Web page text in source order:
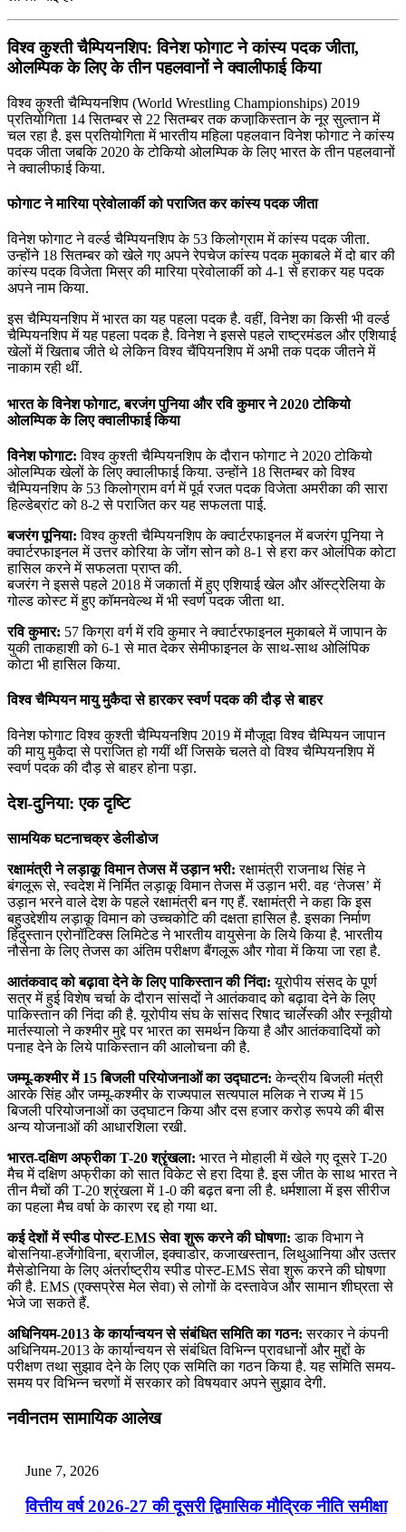
विश्व कुश्ती चैम्पियनशिप: विनेश फोगाट ने कांस्य पदक जीता,
ओलम्पिक के लिए के तीन पहलवानों ने क्‍वालीफाई किया
विश्व कुश्ती चैम्पियनशिप (World Wrestling Championships) 2019
प्रतियोगिता 14 सितम्बर से 22 सितम्बर तक कजा़किस्‍तान के नूर सुल्‍तान में
चल रहा है. इस प्रतियोगिता में भारतीय महिला पहलवान विनेश फोगाट ने कांस्य
पदक जीता जबकि 2020 के टोकियो ओलम्पिक के लिए भारत के तीन पहलवानों
ने क्‍वालीफाई किया.
फोगाट ने मारिया प्रेवोलार्की को पराजित कर कांस्य पदक जीता
विनेश फोगाट ने वर्ल्ड चैम्पियनशिप के 53 किलोग्राम में कांस्य पदक जीता.
उन्होंने 18 सितम्बर को खेले गए अपने रेपचेज कांस्य पदक मुकाबले में दो बार की
कांस्य पदक विजेता मिस्र की मारिया प्रेवोलार्की को 4-1 से हराकर यह पदक
अपने नाम किया.
इस चैम्पियनशिप में भारत का यह पहला पदक है. वहीं, विनेश का किसी भी वर्ल्ड
चैम्पियनशिप में यह पहला पदक है. विनेश ने इससे पहले राष्ट्रमंडल और एशियाई
खेलों में खिताब जीते थे लेकिन विश्व चैंपियनशिप में अभी तक पदक जीतने में
नाकाम रही थीं.
भारत के विनेश फोगाट, बरजंग पुनिया और रवि कुमार ने 2020 टोकियो
ओलम्पिक के लिए क्‍वालीफाई किया
विनेश फोगाट: विश्व कुश्ती चैम्पियनशिप के दौरान फोगाट ने 2020 टोकियो
ओलम्पिक खेलों के लिए क्‍वालीफाई किया. उन्‍होंने 18 सितम्बर को विश्‍व
चैम्पियनशिप के 53 किलोग्राम वर्ग में पूर्व रजत पदक विजेता अमरीका की सारा
हिल्‍डेब्रांट को 8-2 से पराजित कर यह सफलता पाई.
बजरंग पूनिया: विश्व कुश्ती चैम्पियनशिप के क्वार्टरफाइनल में बजरंग पूनिया ने
क्वार्टरफाइनल में उत्तर कोरिया के जोंग सोन को 8-1 से हरा कर ओलंपिक कोटा
हासिल करने में सफलता प्राप्त की.
बजरंग ने इससे पहले 2018 में जकार्ता में हुए एशियाई खेल और ऑस्ट्रेलिया के
गोल्ड कोस्ट में हुए कॉमनवेल्थ में भी स्वर्ण पदक जीता था.
रवि कुमार: 57 किग्रा वर्ग में रवि कुमार ने क्वार्टरफाइनल मुकाबले में जापान के
युकी ताकहाशी को 6-1 से मात देकर सेमीफाइनल के साथ-साथ ओलिंपिक
कोटा भी हासिल किया.
विश्व चैम्पियन मायु मुकैदा से हारकर स्वर्ण पदक की दौड़ से बाहर
विनेश फोगाट विश्व कुश्ती चैम्पियनशिप 2019 में मौजूदा विश्व चैम्पियन जापान
की मायु मुकैदा से पराजित हो गयीं थीं जिसके चलते वो विश्व चैम्पियनशिप में
स्वर्ण पदक की दौड़ से बाहर होना पड़ा.
देश-दुनिया: एक दृष्टि
सामयिक घटनाचक्र डेलीडोज
रक्षामंत्री ने लड़ाकू विमान तेजस में उड़ान भरी: रक्षामंत्री राजनाथ सिंह ने
बंगलूरू से, स्‍वदेश में निर्मित लड़ाकू विमान तेजस में उड़ान भरी. वह ‘तेजस’ में
उड़ान भरने वाले देश के पहले रक्षामंत्री बन गए हैं. रक्षामंत्री ने कहा कि इस
बहुउद्देशीय लड़ाकू विमान को उच्‍चकोटि की दक्षता हासिल है. इसका निर्माण
हिंदुस्‍तान एरोनॉटिक्‍स लिमिटेड ने भारतीय वायुसेना के लिये किया है. भारतीय
नौसेना के लिए तेजस का अंतिम परीक्षण बैंगलूरू और गोवा में किया जा रहा है.
आतंकवाद को बढ़ावा देने के लिए पाकिस्‍तान की निंदा: यूरोपीय संसद के पूर्ण
सत्र में हुई विशेष चर्चा के दौरान सांसदों ने आतंकवाद को बढ़ावा देने के लिए
पाकिस्‍तान की निंदा की है. यूरोपीय संघ के सांसद रिषाद चार्लेस्‍की और स्‍नूवीयो
मार्तस्‍यालो ने कश्मीर मुद्दे पर भारत का समर्थन किया है और आतंकवादियों को
पनाह देने के लिये पाकिस्तान की आलोचना की है.
जम्‍मू-कश्‍मीर में 15 बिजली परियोजनाओं का उद्घाटन: केन्‍द्रीय बिजली मंत्री
आरके सिंह और जम्‍मू-कश्‍मीर के राज्‍यपाल सत्‍यपाल मलिक ने राज्‍य में 15
बिजली परियोजनाओं का उद्घाटन किया और दस हजार करोड़ रूपये की बीस
अन्‍य योजनाओं की आधारशि‍ला रखी.
भारत-दक्षिण अफ्रीका T-20 श्रृंखला: भारत ने मोहाली में खेले गए दूसरे T-20
मैच में दक्षिण अफ्रीका को सात विकेट से हरा दिया है. इस जीत के साथ भारत ने
तीन मैचों की T-20 श्रृंखला में 1-0 की बढ़त बना ली है. धर्मशाला में इस सीरीज
का पहला मैच वर्षा के कारण रद्द हो गया था.
कई देशों में स्‍पीड पोस्‍ट-EMS सेवा शुरू करने की घोषणा: डाक विभाग ने
बोसनिया-हर्जेगोविना, ब्राजील, इक्‍वाडोर, कजाखस्‍तान, लिथुआनिया और उत्‍तर
मैसेडोनिया के लिए अंतर्राष्‍ट्रीय स्‍पीड पोस्‍ट-EMS सेवा शुरू करने की घोषणा
की है. EMS (एक्‍सप्रेस मेल सेवा) से लोगों के दस्‍तावेज और सामान शीघ्रता से
भेजे जा सकते हैं.
अधिनियम-2013 के कार्यान्वयन से संबंधित समिति का गठन: सरकार ने कंपनी
अधिनियम-2013 के कार्यान्वयन से संबंधित विभिन्न प्रावधानों और मुद्दों के
परीक्षण तथा सुझाव देने के लिए एक समिति का गठन किया है. यह समिति समय-
समय पर विभिन्‍न चरणों में सरकार को विषयवार अपने सुझाव देगी.
नवीनतम सामायिक आलेख
June 7, 2026
वित्तीय वर्ष 2026-27 की दूसरी द्विमासिक मौद्रिक नीति समीक्षा